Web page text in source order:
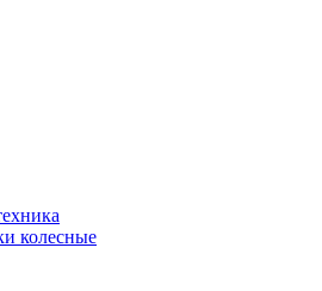
колесные